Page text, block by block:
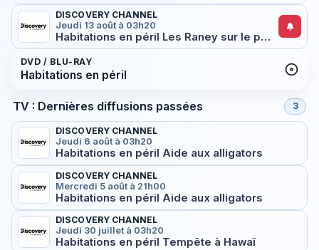
DISCOVERY CHANNEL
Jeudi 13 août à 03h20
Habitations en péril Les Raney sur le pont
DVD / BLU-RAY
Habitations en péril
TV : Dernières diffusions passées 3
DISCOVERY CHANNEL
Jeudi 6 août à 03h20
Habitations en péril Aide aux alligators
DISCOVERY CHANNEL
Mercredi 5 août à 21h00
Habitations en péril Aide aux alligators
DISCOVERY CHANNEL
Jeudi 30 juillet à 03h20
Habitations en péril Tempête à Hawaï